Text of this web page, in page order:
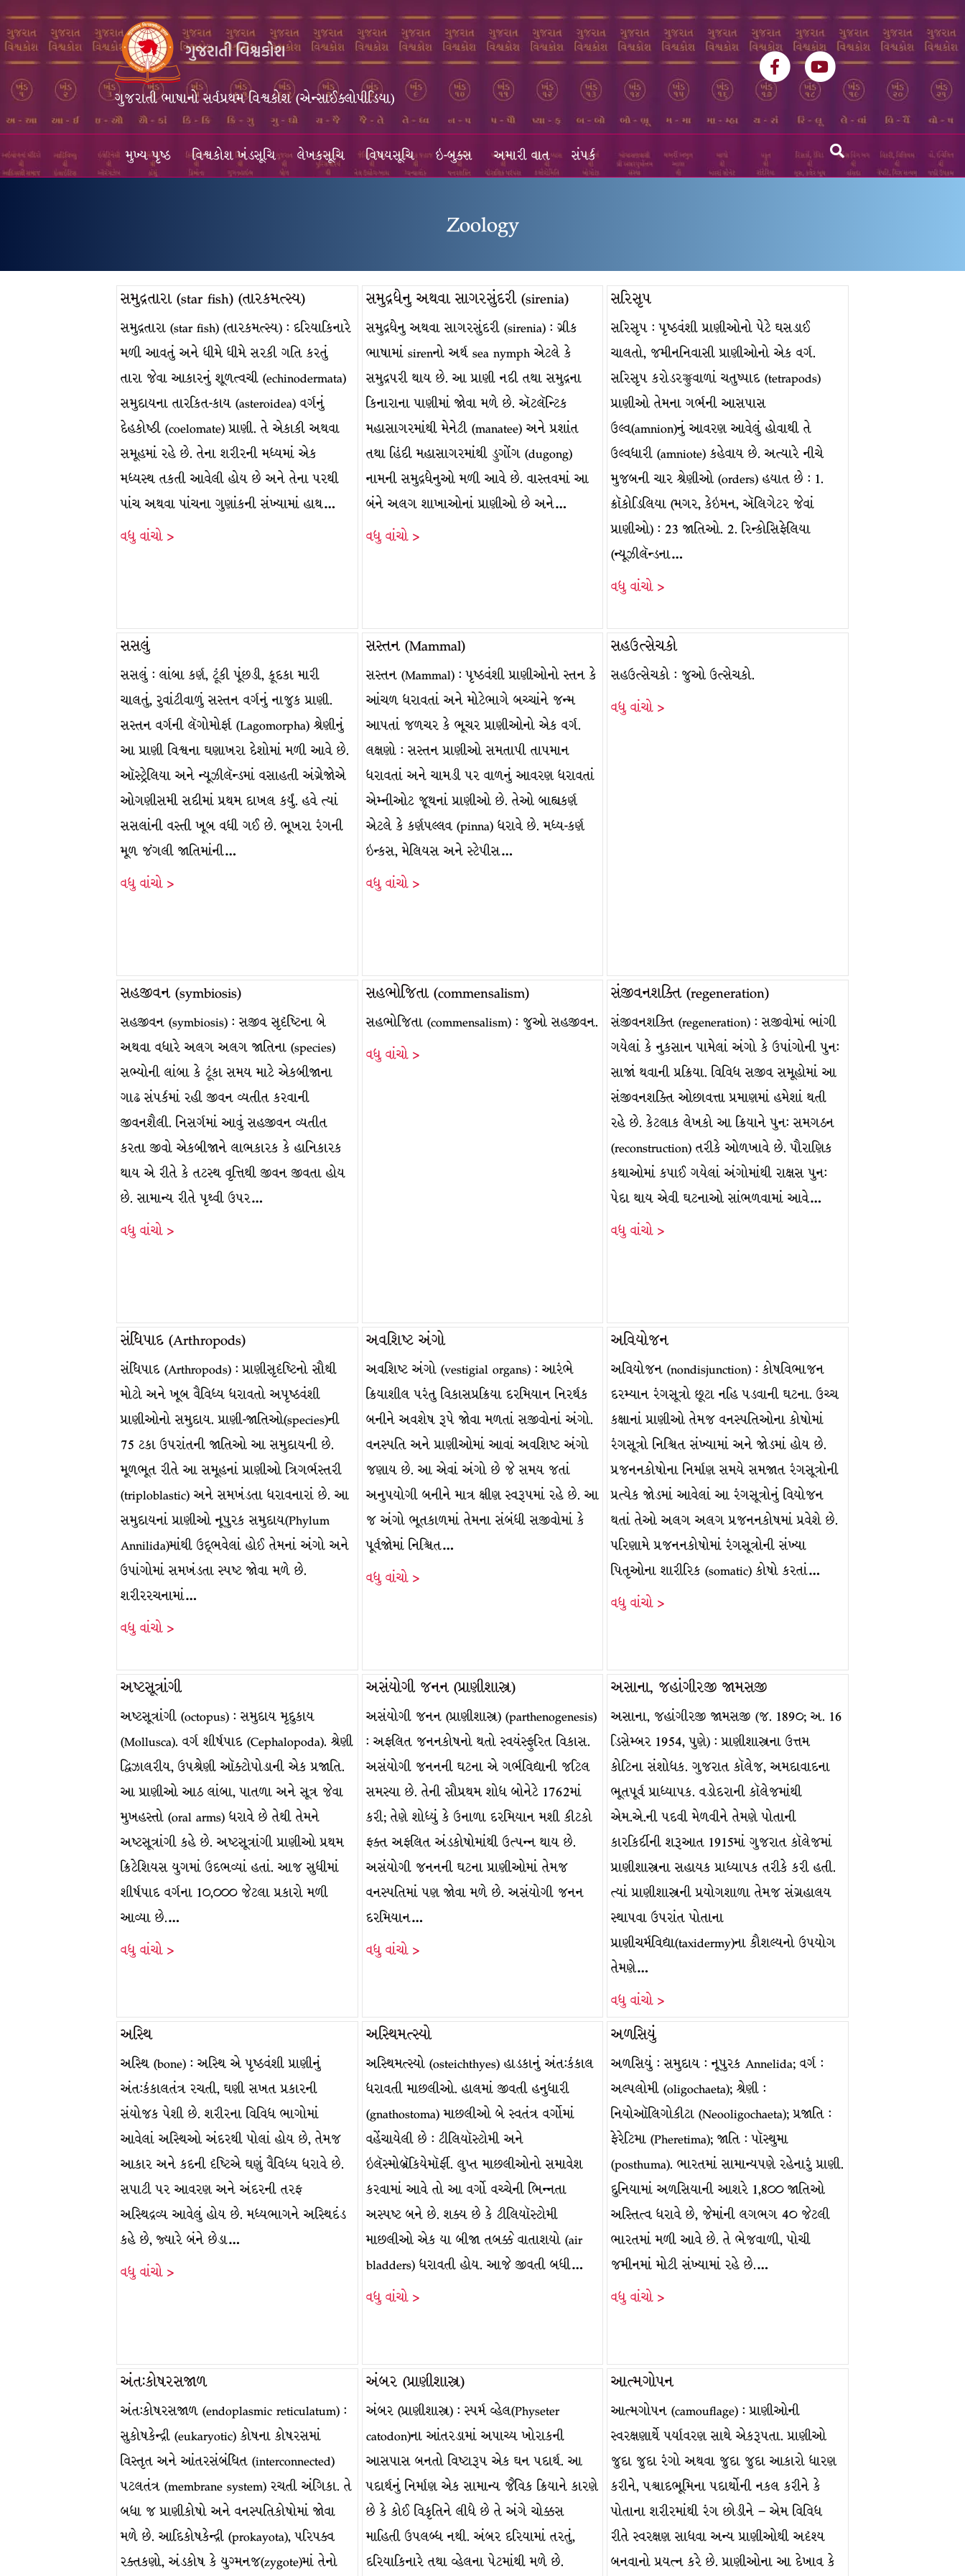
ગુજરાતી ભાષાનો સર્વપ્રથમ વિશ્વકોશ (એન્સાઈક્લોપીડિયા)
FacebookYoutube
મુખ્ય પૃષ્ઠ વિશ્વકોશ ખંડસૂચિ લેખકસૂચિ વિષયસૂચિ ઇ-બુક્સ અમારી વાત સંપર્ક
Zoology
સમુદ્રતારા (star fish) (તારકમત્સ્ય)
સમુદ્રતારા (star fish) (તારકમત્સ્ય) : દરિયાકિનારે
મળી આવતું અને ધીમે ધીમે સરકી ગતિ કરતું
તારા જેવા આકારનું શૂળત્વચી (echinodermata)
સમુદાયના તારકિત-કાય (asteroidea) વર્ગનું
દેહકોષ્ઠી (coelomate) પ્રાણી. તે એકાકી અથવા
સમૂહમાં રહે છે. તેના શરીરની મધ્યમાં એક
મધ્યસ્થ તકતી આવેલી હોય છે અને તેના પરથી
પાંચ અથવા પાંચના ગુણાંકની સંખ્યામાં હાથ…
વધુ વાંચો >
સમુદ્રધેનુ અથવા સાગરસુંદરી (sirenia)
સમુદ્રધેનુ અથવા સાગરસુંદરી (sirenia) : ગ્રીક
ભાષામાં sirenનો અર્થ sea nymph એટલે કે
સમુદ્રપરી થાય છે. આ પ્રાણી નદી તથા સમુદ્રના
કિનારાના પાણીમાં જોવા મળે છે. ઍટલૅન્ટિક
મહાસાગરમાંથી મેનેટી (manatee) અને પ્રશાંત
તથા હિંદી મહાસાગરમાંથી ડુગોંગ (dugong)
નામની સમુદ્રધેનુઓ મળી આવે છે. વાસ્તવમાં આ
બંને અલગ શાખાઓનાં પ્રાણીઓ છે અને…
વધુ વાંચો >
સરિસૃપ
સરિસૃપ : પૃષ્ઠવંશી પ્રાણીઓનો પેટે ઘસડાઈ
ચાલતો, જમીનનિવાસી પ્રાણીઓનો એક વર્ગ.
સરિસૃપ કરોડરજ્જુવાળાં ચતુષ્પાદ (tetrapods)
પ્રાણીઓ તેમના ગર્ભની આસપાસ
ઉલ્વ(amnion)નું આવરણ આવેલું હોવાથી તે
ઉલ્વધારી (amniote) કહેવાય છે. અત્યારે નીચે
મુજબની ચાર શ્રેણીઓ (orders) હયાત છે : 1.
ક્રૉકોડિલિયા (મગર, કેઇમન, ઍલિગેટર જેવાં
પ્રાણીઓ) : 23 જાતિઓ. 2. રિન્કોસિફેલિયા
(ન્યૂઝીલૅન્ડના…
વધુ વાંચો >
સસલું
સસલું : લાંબા કર્ણ, ટૂંકી પૂંછડી, કૂદકા મારી
ચાલતું, રુવાંટીવાળું સસ્તન વર્ગનું નાજુક પ્રાણી.
સસ્તન વર્ગની લૅગોમોર્ફા (Lagomorpha) શ્રેણીનું
આ પ્રાણી વિશ્વના ઘણાખરા દેશોમાં મળી આવે છે.
ઑસ્ટ્રેલિયા અને ન્યૂઝીલૅન્ડમાં વસાહતી અંગ્રેજોએ
ઓગણીસમી સદીમાં પ્રથમ દાખલ કર્યું. હવે ત્યાં
સસલાંની વસ્તી ખૂબ વધી ગઈ છે. ભૂખરા રંગની
મૂળ જંગલી જાતિમાંની…
વધુ વાંચો >
સસ્તન (Mammal)
સસ્તન (Mammal) : પૃષ્ઠવંશી પ્રાણીઓનો સ્તન કે
આંચળ ધરાવતાં અને મોટેભાગે બચ્ચાંને જન્મ
આપતાં જળચર કે ભૂચર પ્રાણીઓનો એક વર્ગ.
લક્ષણો : સસ્તન પ્રાણીઓ સમતાપી તાપમાન
ધરાવતાં અને ચામડી પર વાળનું આવરણ ધરાવતાં
એમ્નીઓટ જૂથનાં પ્રાણીઓ છે. તેઓ બાહ્યકર્ણ
એટલે કે કર્ણપલ્લવ (pinna) ધરાવે છે. મધ્ય-કર્ણ
ઇન્કસ, મેલિયસ અને સ્ટેપીસ…
વધુ વાંચો >
સહઉત્સેચકો
સહઉત્સેચકો : જુઓ ઉત્સેચકો.
વધુ વાંચો >
સહજીવન (symbiosis)
સહજીવન (symbiosis) : સજીવ સૃદૃષ્ટિના બે
અથવા વધારે અલગ અલગ જાતિના (species)
સભ્યોની લાંબા કે ટૂંકા સમય માટે એકબીજાના
ગાઢ સંપર્કમાં રહી જીવન વ્યતીત કરવાની
જીવનશૈલી. નિસર્ગમાં આવું સહજીવન વ્યતીત
કરતા જીવો એકબીજાને લાભકારક કે હાનિકારક
થાય એ રીતે કે તટસ્થ વૃત્તિથી જીવન જીવતા હોય
છે. સામાન્ય રીતે પૃથ્વી ઉપર…
વધુ વાંચો >
સહભોજિતા (commensalism)
સહભોજિતા (commensalism) : જુઓ સહજીવન.
વધુ વાંચો >
સંજીવનશક્તિ (regeneration)
સંજીવનશક્તિ (regeneration) : સજીવોમાં ભાંગી
ગયેલાં કે નુકસાન પામેલાં અંગો કે ઉપાંગોની પુન:
સાજાં થવાની પ્રક્રિયા. વિવિધ સજીવ સમૂહોમાં આ
સંજીવનશક્તિ ઓછાવત્તા પ્રમાણમાં હમેશાં થતી
રહે છે. કેટલાક લેખકો આ ક્રિયાને પુન: સમગઠન
(reconstruction) તરીકે ઓળખાવે છે. પૌરાણિક
કથાઓમાં કપાઈ ગયેલાં અંગોમાંથી રાક્ષસ પુન:
પેદા થાય એવી ઘટનાઓ સાંભળવામાં આવે…
વધુ વાંચો >
સંધિપાદ (Arthropods)
સંધિપાદ (Arthropods) : પ્રાણીસૃદૃષ્ટિનો સૌથી
મોટો અને ખૂબ વૈવિધ્ય ધરાવતો અપૃષ્ઠવંશી
પ્રાણીઓનો સમુદાય. પ્રાણી-જાતિઓ(species)ની
75 ટકા ઉપરાંતની જાતિઓ આ સમુદાયની છે.
મૂળભૂત રીતે આ સમૂહનાં પ્રાણીઓ ત્રિગર્ભસ્તરી
(triploblastic) અને સમખંડતા ધરાવનારાં છે. આ
સમુદાયનાં પ્રાણીઓ નૂપુરક સમુદાય(Phylum
Annilida)માંથી ઉદ્ભવેલાં હોઈ તેમનાં અંગો અને
ઉપાંગોમાં સમખંડતા સ્પષ્ટ જોવા મળે છે.
શરીરરચનામાં…
વધુ વાંચો >
અવશિષ્ટ અંગો
અવશિષ્ટ અંગો (vestigial organs) : આરંભે
ક્રિયાશીલ પરંતુ વિકાસપ્રક્રિયા દરમિયાન નિરર્થક
બનીને અવશેષ રૂપે જોવા મળતાં સજીવોનાં અંગો.
વનસ્પતિ અને પ્રાણીઓમાં આવાં અવશિષ્ટ અંગો
જણાય છે. આ એવાં અંગો છે જે સમય જતાં
અનુપયોગી બનીને માત્ર ક્ષીણ સ્વરૂપમાં રહે છે. આ
જ અંગો ભૂતકાળમાં તેમના સંબંધી સજીવોમાં કે
પૂર્વજોમાં નિશ્ચિત…
વધુ વાંચો >
અવિયોજન
અવિયોજન (nondisjunction) : કોષવિભાજન
દરમ્યાન રંગસૂત્રો છૂટા નહિ પડવાની ઘટના. ઉચ્ચ
કક્ષાનાં પ્રાણીઓ તેમજ વનસ્પતિઓના કોષોમાં
રંગસૂત્રો નિશ્ચિત સંખ્યામાં અને જોડમાં હોય છે.
પ્રજનનકોષોના નિર્માણ સમયે સમજાત રંગસૂત્રોની
પ્રત્યેક જોડમાં આવેલાં આ રંગસૂત્રોનું વિયોજન
થતાં તેઓ અલગ અલગ પ્રજનનકોષમાં પ્રવેશે છે.
પરિણામે પ્રજનનકોષોમાં રંગસૂત્રોની સંખ્યા
પિતૃઓના શારીરિક (somatic) કોષો કરતાં…
વધુ વાંચો >
અષ્ટસૂત્રાંગી
અષ્ટસૂત્રાંગી (octopus) : સમુદાય મૃદુકાય
(Mollusca). વર્ગ શીર્ષપાદ (Cephalopoda). શ્રેણી
દ્વિઝાલરીય, ઉપશ્રેણી ઑક્ટોપોડાની એક પ્રજાતિ.
આ પ્રાણીઓ આઠ લાંબા, પાતળા અને સૂત્ર જેવા
મુખહસ્તો (oral arms) ધરાવે છે તેથી તેમને
અષ્ટસૂત્રાંગી કહે છે. અષ્ટસૂત્રાંગી પ્રાણીઓ પ્રથમ
ક્રિટેશિયસ યુગમાં ઉદભવ્યાં હતાં. આજ સુધીમાં
શીર્ષપાદ વર્ગના 1૦,૦૦૦ જેટલા પ્રકારો મળી
આવ્યા છે.…
વધુ વાંચો >
અસંયોગી જનન (પ્રાણીશાસ્ત્ર)
અસંયોગી જનન (પ્રાણીશાસ્ત્ર) (parthenogenesis)
: અફલિત જનનકોષનો થતો સ્વયંસ્ફુરિત વિકાસ.
અસંયોગી જનનની ઘટના એ ગર્ભવિદ્યાની જટિલ
સમસ્યા છે. તેની સૌપ્રથમ શોધ બોનેટે 1762માં
કરી; તેણે શોધ્યું કે ઉનાળા દરમિયાન મશી કીટકો
ફક્ત અફલિત અંડકોષોમાંથી ઉત્પન્ન થાય છે.
અસંયોગી જનનની ઘટના પ્રાણીઓમાં તેમજ
વનસ્પતિમાં પણ જોવા મળે છે. અસંયોગી જનન
દરમિયાન…
વધુ વાંચો >
અસાના, જહાંગીરજી જામસજી
અસાના, જહાંગીરજી જામસજી (જ. 189૦; અ. 16
ડિસેમ્બર 1954, પુણે) : પ્રાણીશાસ્ત્રના ઉત્તમ
કોટિના સંશોધક. ગુજરાત કૉલેજ, અમદાવાદના
ભૂતપૂર્વ પ્રાધ્યાપક. વડોદરાની કૉલેજમાંથી
એમ.એ.ની પદવી મેળવીને તેમણે પોતાની
કારકિર્દીની શરૂઆત 1915માં ગુજરાત કૉલેજમાં
પ્રાણીશાસ્ત્રના સહાયક પ્રાધ્યાપક તરીકે કરી હતી.
ત્યાં પ્રાણીશાસ્ત્રની પ્રયોગશાળા તેમજ સંગ્રહાલય
સ્થાપવા ઉપરાંત પોતાના
પ્રાણીચર્મવિદ્યા(taxidermy)ના કૌશલ્યનો ઉપયોગ
તેમણે…
વધુ વાંચો >
અસ્થિ
અસ્થિ (bone) : અસ્થિ એ પૃષ્ઠવંશી પ્રાણીનું
અંત:કંકાલતંત્ર રચતી, ઘણી સખત પ્રકારની
સંયોજક પેશી છે. શરીરના વિવિધ ભાગોમાં
આવેલાં અસ્થિઓ અંદરથી પોલાં હોય છે, તેમજ
આકાર અને કદની દૃષ્ટિએ ઘણું વૈવિધ્ય ધરાવે છે.
સપાટી પર આવરણ અને અંદરની તરફ
અસ્થિદ્રવ્ય આવેલું હોય છે. મધ્યભાગને અસ્થિદંડ
કહે છે, જ્યારે બંને છેડા…
વધુ વાંચો >
અસ્થિમત્સ્યો
અસ્થિમત્સ્યો (osteichthyes) હાડકાનું અંત:કંકાલ
ધરાવતી માછલીઓ. હાલમાં જીવતી હનુધારી
(gnathostoma) માછલીઓ બે સ્વતંત્ર વર્ગોમાં
વહેંચાયેલી છે : ટીલિયૉસ્ટોમી અને
ઇલૅસ્મોબ્રૅકિયેમૉર્ફી. લુપ્ત માછલીઓનો સમાવેશ
કરવામાં આવે તો આ વર્ગો વચ્ચેની ભિન્નતા
અસ્પષ્ટ બને છે. શક્ય છે કે ટીલિયૉસ્ટોમી
માછલીઓ એક યા બીજા તબક્કે વાતાશયો (air
bladders) ધરાવતી હોય. આજે જીવતી બધી…
વધુ વાંચો >
અળસિયું
અળસિયું : સમુદાય : નૂપુરક Annelida; વર્ગ :
અલ્પલોમી (oligochaeta); શ્રેણી :
નિયોઑલિગોકીટા (Neooligochaeta); પ્રજાતિ :
ફેરેટિમા (Pheretima); જાતિ : પૉસ્થુમા
(posthuma). ભારતમાં સામાન્યપણે રહેનારું પ્રાણી.
દુનિયામાં અળસિયાની આશરે 1,8૦૦ જાતિઓ
અસ્તિત્વ ધરાવે છે, જેમાંની લગભગ 4૦ જેટલી
ભારતમાં મળી આવે છે. તે ભેજવાળી, પોચી
જમીનમાં મોટી સંખ્યામાં રહે છે.…
વધુ વાંચો >
અંત:કોષરસજાળ
અંત:કોષરસજાળ (endoplasmic reticulatum) :
સુકોષકેન્દ્રી (eukaryotic) કોષના કોષરસમાં
વિસ્તૃત અને આંતરસંબંધિત (interconnected)
પટલતંત્ર (membrane system) રચતી અંગિકા. તે
બધા જ પ્રાણીકોષો અને વનસ્પતિકોષોમાં જોવા
મળે છે. આદિકોષકેન્દ્રી (prokayota), પરિપક્વ
રક્તકણો, અંડકોષ કે યુગ્મનજ(zygote)માં તેનો
અંબર (પ્રાણીશાસ્ત્ર)
અંબર (પ્રાણીશાસ્ત્ર) : સ્પર્મ વ્હેલ(Physeter
catodon)ના આંતરડામાં અપાચ્ય ખોરાકની
આસપાસ બનતો વિષ્ટારૂપ એક ઘન પદાર્થ. આ
પદાર્થનું નિર્માણ એક સામાન્ય જૈવિક ક્રિયાને કારણે
છે કે કોઈ વિકૃતિને લીધે છે તે અંગે ચોક્કસ
માહિતી ઉપલબ્ધ નથી. અંબર દરિયામાં તરતું,
દરિયાકિનારે તથા વ્હેલના પેટમાંથી મળે છે.
આત્મગોપન
આત્મગોપન (camouflage) : પ્રાણીઓની
સ્વરક્ષણાર્થે પર્યાવરણ સાથે એકરૂપતા. પ્રાણીઓ
જુદા જુદા રંગો અથવા જુદા જુદા આકારો ધારણ
કરીને, પશ્ચાદભૂમિના પદાર્થોની નકલ કરીને કે
પોતાના શરીરમાંથી રંગ છોડીને – એમ વિવિધ
રીતે સ્વરક્ષણ સાધવા અન્ય પ્રાણીઓથી અદૃશ્ય
બનવાનો પ્રયત્ન કરે છે. પ્રાણીઓના આ દેખાવ કે